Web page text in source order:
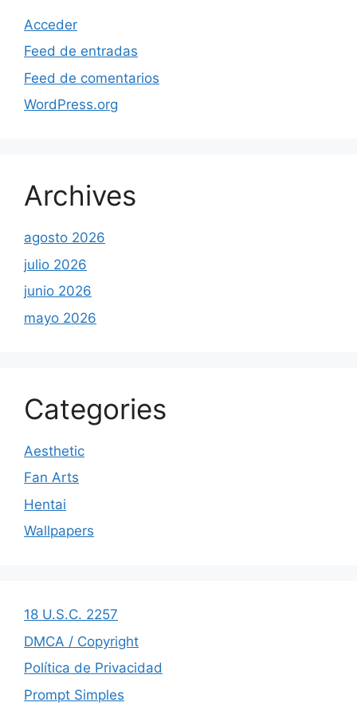
Acceder
Feed de entradas
Feed de comentarios
WordPress.org
Archives
agosto 2026
julio 2026
junio 2026
mayo 2026
Categories
Aesthetic
Fan Arts
Hentai
Wallpapers
18 U.S.C. 2257
DMCA / Copyright
Política de Privacidad
Prompt Simples